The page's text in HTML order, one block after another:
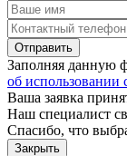
Отправить
Заполняя данную
об использовании
Ваша заявка
Наш специалист
Спасибо, что
Закрыть